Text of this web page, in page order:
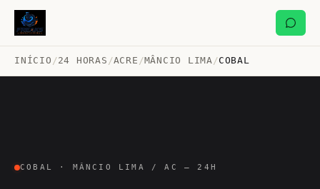
INÍCIO /24 HORAS /ACRE /MÂNCIO LIMA /COBAL
COBAL · MÂNCIO LIMA / AC — 24H